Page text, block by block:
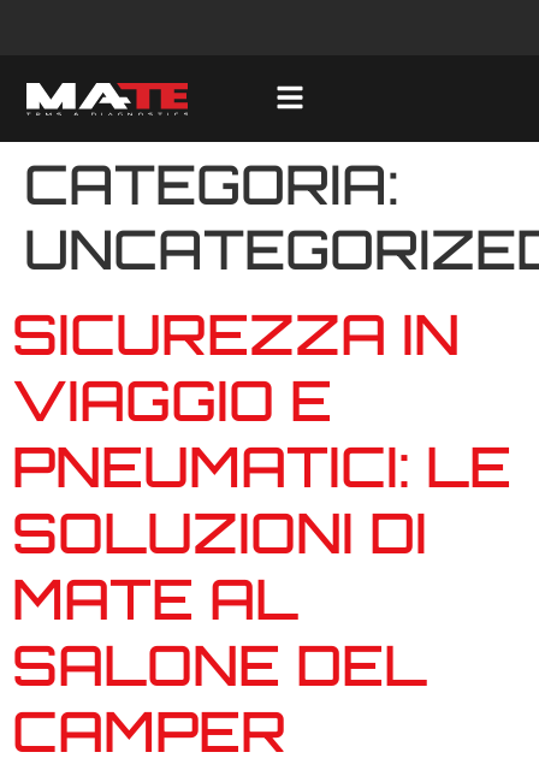
CATEGORIA:
SICUREZZA IN
VIAGGIO E
PNEUMATICI: LE
SOLUZIONI DI
MATE AL
SALONE DEL
CAMPER